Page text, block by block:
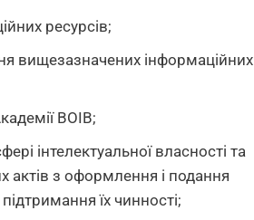
ресурсів;
вищезазначених інформаційних
ВОІВ;
інтелектуальної власності та
актів з оформлення і подання
їх чинності;